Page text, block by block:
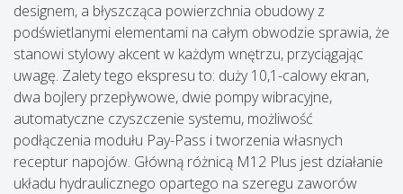
designem, a błyszcząca powierzchnia obudowy z
podświetlanymi elementami na całym obwodzie sprawia, że
​​stanowi stylowy akcent w każdym wnętrzu, przyciągając
uwagę. Zalety tego ekspresu to: duży 10,1-calowy ekran,
dwa bojlery przepływowe, dwie pompy wibracyjne,
automatyczne czyszczenie systemu, możliwość
podłączenia modułu Pay-Pass i tworzenia własnych
receptur napojów. Główną różnicą M12 Plus jest działanie
układu hydraulicznego opartego na szeregu zaworów